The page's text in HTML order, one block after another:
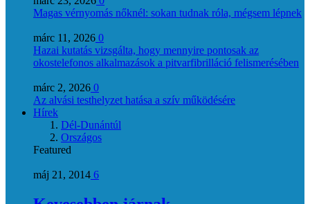
Magas vérnyomás nőknél: sokan tudnak róla, mégsem lépnek
márc 11, 2026 0
Hazai kutatás vizsgálta, hogy mennyire pontosak az
okostelefonos alkalmazások a pitvarfibrilláció felismerésében
márc 2, 2026 0
Az alvási testhelyzet hatása a szív működésére
Hírek
Dél-Dunántúl
Országos
Featured
máj 21, 2014 6